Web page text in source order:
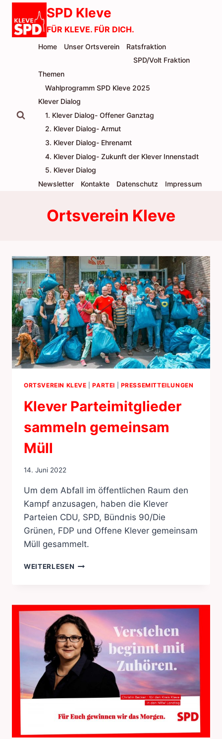
Inhalt
springen
SPD Kleve
FÜR KLEVE. FÜR DICH.
Home Unser Ortsverein
Ratsfraktion
SPD/Volt Fraktion
Themen
Wahlprogramm SPD Kleve 2025
Klever Dialog
1. Klever Dialog- Offener Ganztag
2. Klever Dialog- Armut
3. Klever Dialog- Ehrenamt
4. Klever Dialog- Zukunft der Klever Innenstadt
5. Klever Dialog
Newsletter
Kontakte Datenschutz Impressum
Ortsverein Kleve
ORTSVEREIN KLEVE |PARTEI PRESSEMITTEILUNGEN
Klever Parteimitglieder
sammeln gemeinsam
Müll
14. Juni 2022
Um dem Abfall im öffentlichen Raum den
Kampf anzusagen, haben die Klever
Parteien CDU, SPD, Bündnis 90/Die
Grünen, FDP und Offene Klever gemeinsam
Müll gesammelt.
WEITERLESEN KLEVER
MÜLL